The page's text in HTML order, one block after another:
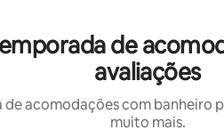
de
avaliações
acomodações com banheiro
muito mais.